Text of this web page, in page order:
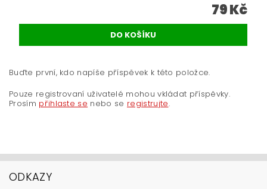
79 Kč
Buďte první, kdo napíše příspěvek k této položce.
Pouze registrovaní uživatelé mohou vkládat příspěvky.
Prosím přihlaste se nebo se registrujte.
ODKAZY